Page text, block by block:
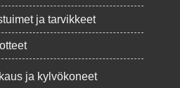
ja tarvikkeet
ja kylvökoneet